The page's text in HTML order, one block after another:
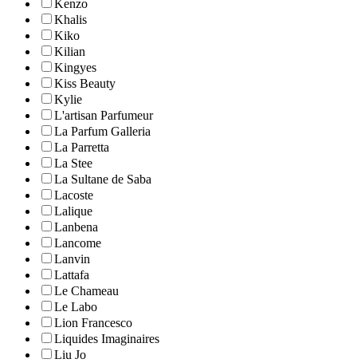
Kenzo
Khalis
Kiko
Kilian
Kingyes
Kiss Beauty
Kylie
L'artisan Parfumeur
La Parfum Galleria
La Parretta
La Stee
La Sultane de Saba
Lacoste
Lalique
Lanbena
Lancome
Lanvin
Lattafa
Le Chameau
Le Labo
Lion Francesco
Liquides Imaginaires
Liu Jo